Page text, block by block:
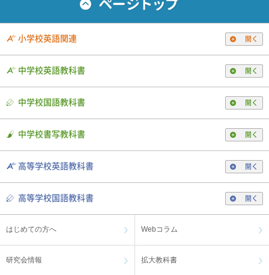
小学校英語関連 開く
中学校英語教科書 開く
中学校国語教科書 開く
中学校書写教科書 開く
高等学校英語教科書 開く
高等学校国語教科書 開く
はじめての方へ Webコラム
研究会情報 拡大教科書